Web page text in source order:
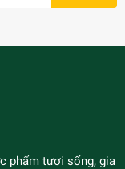
phẩm tươi sống, gia